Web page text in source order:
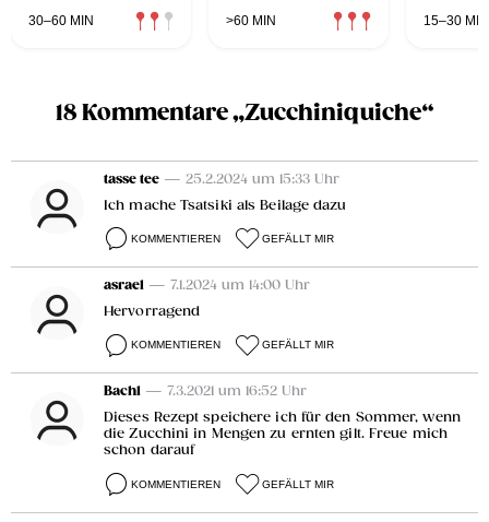
30–60 MIN >60 MIN 15–30 MIN
18 Kommentare „Zucchiniquiche“
tasse tee — 25.2.2024 um 15:33 Uhr
Ich mache Tsatsiki als Beilage dazu
KOMMENTIEREN GEFÄLLT MIR
asrael — 7.1.2024 um 14:00 Uhr
Hervorragend
KOMMENTIEREN GEFÄLLT MIR
Bachl — 7.3.2021 um 16:52 Uhr
Dieses Rezept speichere ich für den Sommer, wenn
die Zucchini in Mengen zu ernten gilt. Freue mich
schon darauf
KOMMENTIEREN GEFÄLLT MIR